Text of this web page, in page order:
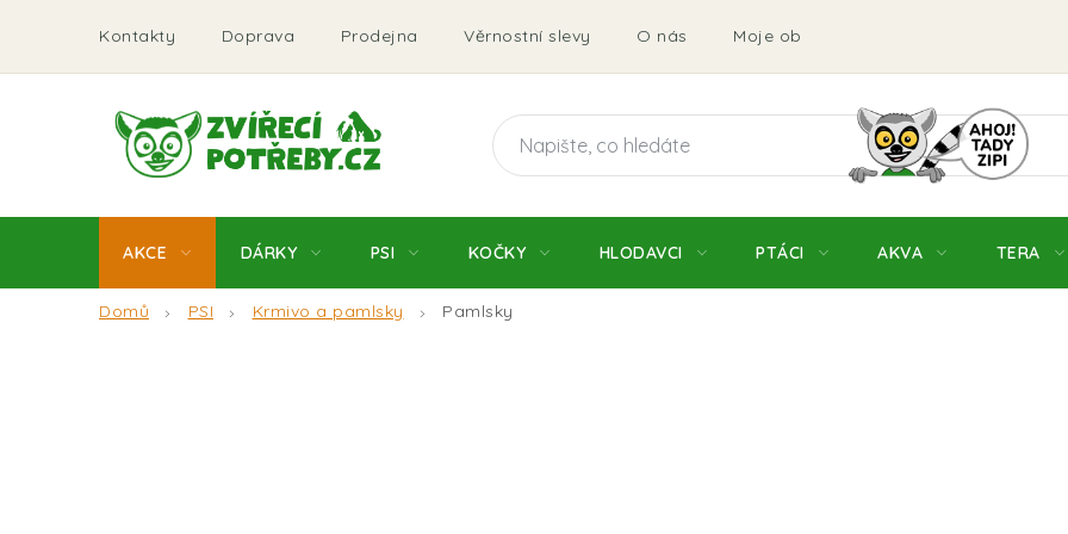
obsah
Kontakty Doprava Prodejna Věrnostní slevy O nás Moje objednávka Obchodní
AKCE DÁRKY PSI KOČKY HLODAVCI PTÁCI AKVA TERA
Domů PSI Krmivo a pamlsky Pamlsky